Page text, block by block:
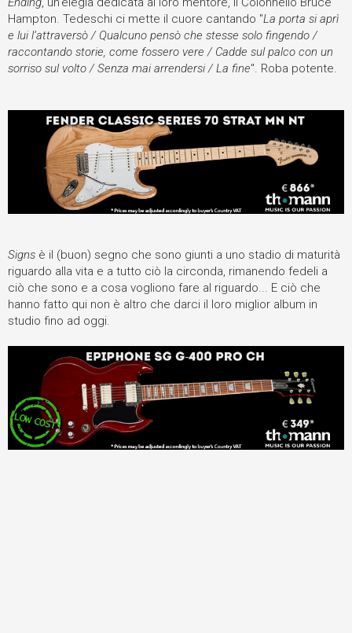
Hampton. Tedeschi ci mette il cuore cantando "La porta si aprì
e lui l’attraversò / Qualcuno pensò che stesse solo fingendo /
raccontando storie, come fossero vere / Cadde sul palco con un
sorriso sul volto / Senza mai arrendersi / La fine". Roba potente.
Signs è il (buon) segno che sono giunti a uno stadio di maturità
riguardo alla vita e a tutto ciò la circonda, rimanendo fedeli a
ciò che sono e a cosa vogliono fare al riguardo... E ciò che
hanno fatto qui non è altro che darci il loro miglior album in
studio fino ad oggi.